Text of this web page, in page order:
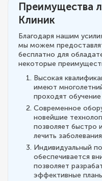
Преимущества
Клиник
Благодаря нашим
мы можем
бесплатно для
некоторые
Высокая
имеют
проходят
Современное
новейшие
позволяет быстро
лечить
Индивидуальный
обеспечивается
позволяет
эффективные